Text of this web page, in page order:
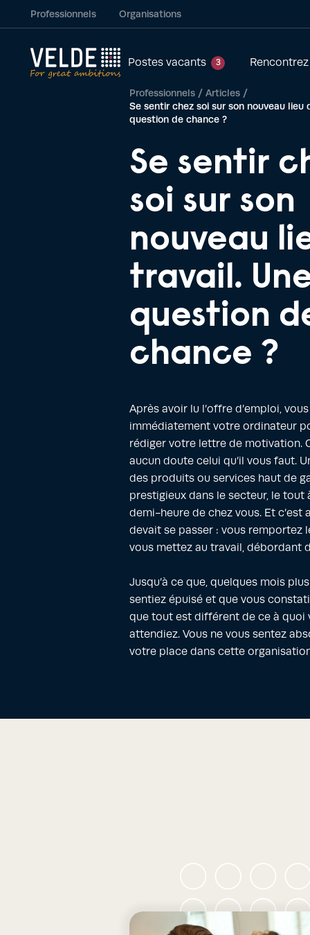
Professionnels Organisations
Postes vacants 3
Professionnels / Articles /
Se sentir chez soi sur son nouveau lieu
question de chance ?
Se sentir
soi sur son
nouveau
travail.
question
chance ?
Après avoir lu l’offre d’emploi,
immédiatement votre ordinateur
rédiger votre lettre de motivation.
aucun doute celui qu’il vous faut.
des produits ou services haut de
prestigieux dans le secteur, le tout
demi-heure de chez vous. Et c’est
devait se passer : vous remportez
vous mettez au travail, débordant
Jusqu’à ce que, quelques mois
sentiez épuisé et que vous
que tout est différent de ce à quoi
attendiez. Vous ne vous sentez
votre place dans cette